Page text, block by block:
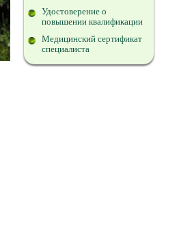
Удостоверение о
повышении квалификации
Медицинский сертификат
специалиста